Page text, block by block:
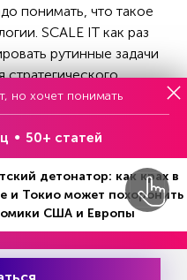
понимать, что такое
SCALE IT как раз
рутинные задачи
но хочет понимать
50+ статей
детонатор: как крах в
и Токио может похоронить
США и Европы